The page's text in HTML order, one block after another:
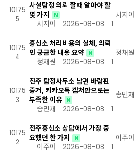
10175
5
사설탐정 의뢰 할때 알아야 할
몇 가지
N
서지아 2026-08-08 1
서지아
10175
4
흥신소 처리비용의 실체, 의뢰
인 궁금한 내용 요약
N
정채원 2026-08-08 1
정채원
10175
3
진주 탐정사무소 남편 바람핀
증거, 카카오톡 캡처만으로는
부족한 이유
N
송민재 2026-08-08 1
송민재
10175
2
전주흥신소 상담에서 가장 중
요했던 한 가지
N
이주아 2026-08-08 1
이주아